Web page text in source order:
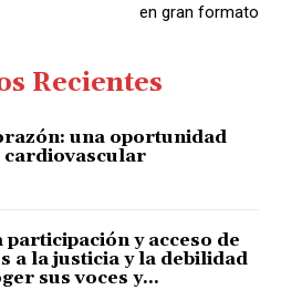
en gran formato
Recientes
una oportunidad
participación y acceso de
a la justicia y la debilidad
sus voces y...